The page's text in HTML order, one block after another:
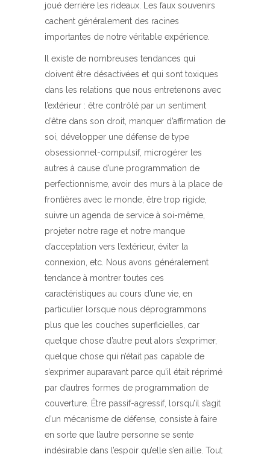
joué derrière les rideaux. Les faux souvenirs
cachent généralement des racines
importantes de notre véritable expérience.
Il existe de nombreuses tendances qui
doivent être désactivées et qui sont toxiques
dans les relations que nous entretenons avec
l’extérieur : être contrôlé par un sentiment
d’être dans son droit, manquer d’affirmation de
soi, développer une défense de type
obsessionnel-compulsif, microgérer les
autres à cause d’une programmation de
perfectionnisme, avoir des murs à la place de
frontières avec le monde, être trop rigide,
suivre un agenda de service à soi-même,
projeter notre rage et notre manque
d’acceptation vers l’extérieur, éviter la
connexion, etc. Nous avons généralement
tendance à montrer toutes ces
caractéristiques au cours d’une vie, en
particulier lorsque nous déprogrammons
plus que les couches superficielles, car
quelque chose d’autre peut alors s’exprimer,
quelque chose qui n’était pas capable de
s’exprimer auparavant parce qu’il était réprimé
par d’autres formes de programmation de
couverture. Être passif-agressif, lorsqu’il s’agit
d’un mécanisme de défense, consiste à faire
en sorte que l’autre personne se sente
indésirable dans l’espoir qu’elle s’en aille. Tout